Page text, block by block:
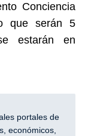
Conciencia
que serán 5
estarán en
portales de
económicos,